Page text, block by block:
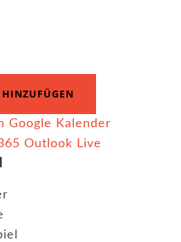
Google Kalender
Outlook Live